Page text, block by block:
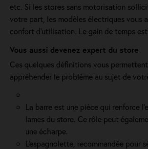
etc. Si les stores sans motorisation
votre part, les modèles électriques vous
confort d'utilisation. Le gain de temps est
Vous aussi devenez expert du store
Ces quelques définitions vous
appréhender le problème au sujet de
La barre est une pièce qui renforce
lames du store. Ce rôle peut
une écharpe.
L'espagnolette, recommandée pour